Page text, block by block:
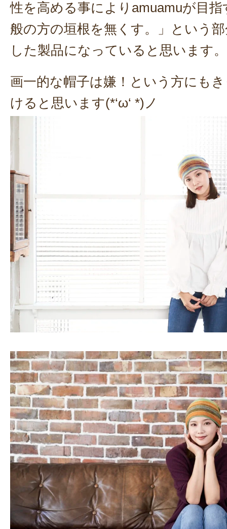
性を高める事によりamuamuが目
般の方の垣根を無くす。」という
した製品になっていると思います。
画一的な帽子は嫌！という方にも
けると思います(*‘ω‘ *)ノ